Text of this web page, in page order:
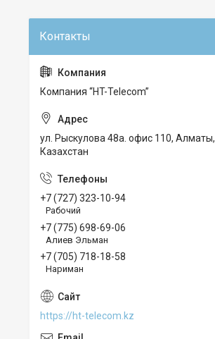
Компания “HT-Telecom”
ул. Рыскулова 48а. офис 110, Алматы,
Казахстан
+7 (727) 323-10-94
Рабочий
+7 (775) 698-69-06
Алиев Эльман
+7 (705) 718-18-58
Нариман
https://ht-telecom.kz